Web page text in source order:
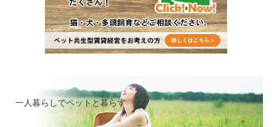
一人暮らしでペットと暮らす